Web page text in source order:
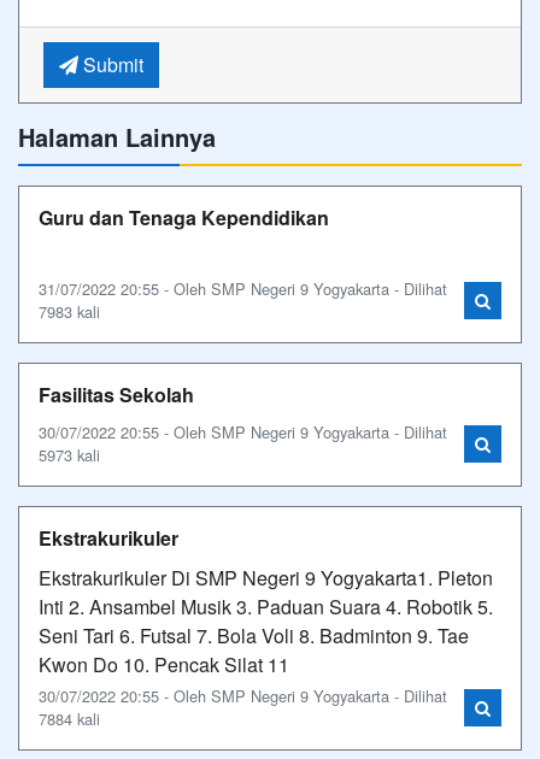
Submit
Halaman Lainnya
Guru dan Tenaga Kependidikan
31/07/2022 20:55 - Oleh SMP Negeri 9 Yogyakarta - Dilihat
7983 kali
Fasilitas Sekolah
30/07/2022 20:55 - Oleh SMP Negeri 9 Yogyakarta - Dilihat
5973 kali
Ekstrakurikuler
Ekstrakurikuler Di SMP Negeri 9 Yogyakarta1. Pleton
Inti 2. Ansambel Musik 3. Paduan Suara 4. Robotik 5.
Seni Tari 6. Futsal 7. Bola Voli 8. Badminton 9. Tae
Kwon Do 10. Pencak Silat 11
30/07/2022 20:55 - Oleh SMP Negeri 9 Yogyakarta - Dilihat
7884 kali